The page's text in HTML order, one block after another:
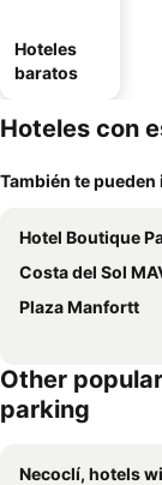
Hoteles
baratos
Hoteles con
También te
Hotel Boutique
Costa del Sol
Plaza Manfortt
Other
parking
Necoclí, hotels